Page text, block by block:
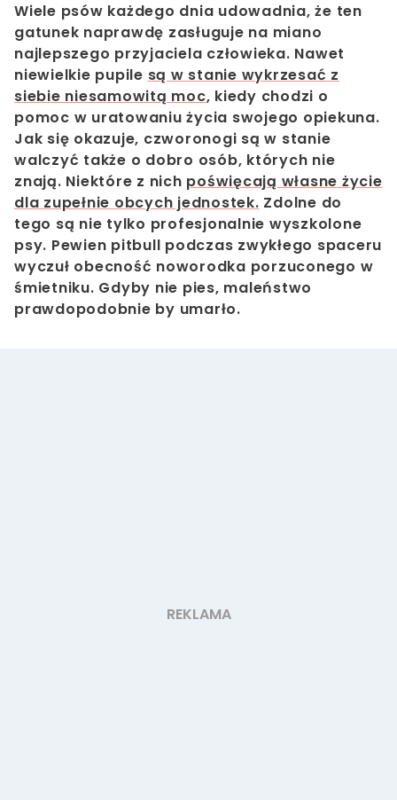
Wiele psów każdego dnia udowadnia, że ten
gatunek naprawdę zasługuje na miano
najlepszego przyjaciela człowieka. Nawet
niewielkie pupile są w stanie wykrzesać z
siebie niesamowitą moc, kiedy chodzi o
pomoc w uratowaniu życia swojego opiekuna.
Jak się okazuje, czworonogi są w stanie
walczyć także o dobro osób, których nie
znają. Niektóre z nich poświęcają własne życie
dla zupełnie obcych jednostek. Zdolne do
tego są nie tylko profesjonalnie wyszkolone
psy. Pewien pitbull podczas zwykłego spaceru
wyczuł obecność noworodka porzuconego w
śmietniku. Gdyby nie pies, maleństwo
prawdopodobnie by umarło.